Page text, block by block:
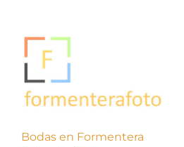
Bodas en Formentera